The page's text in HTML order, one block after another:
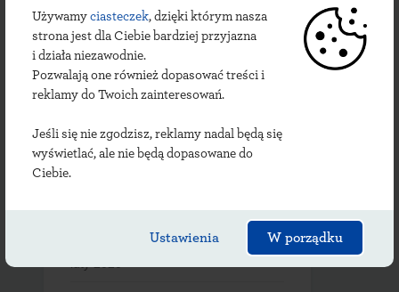
Używamy ciasteczek, dzięki którym nasza
strona jest dla Ciebie bardziej przyjazna
i działa niezawodnie.
Pozwalają one również dopasować treści i
reklamy do Twoich zainteresowań.
Jeśli się nie zgodzisz, reklamy nadal będą się
wyświetlać, ale nie będą dopasowane do
Ciebie.
Ustawienia W porządku
październik 2020
wrzesień 2020
lipiec 2020
maj 2020